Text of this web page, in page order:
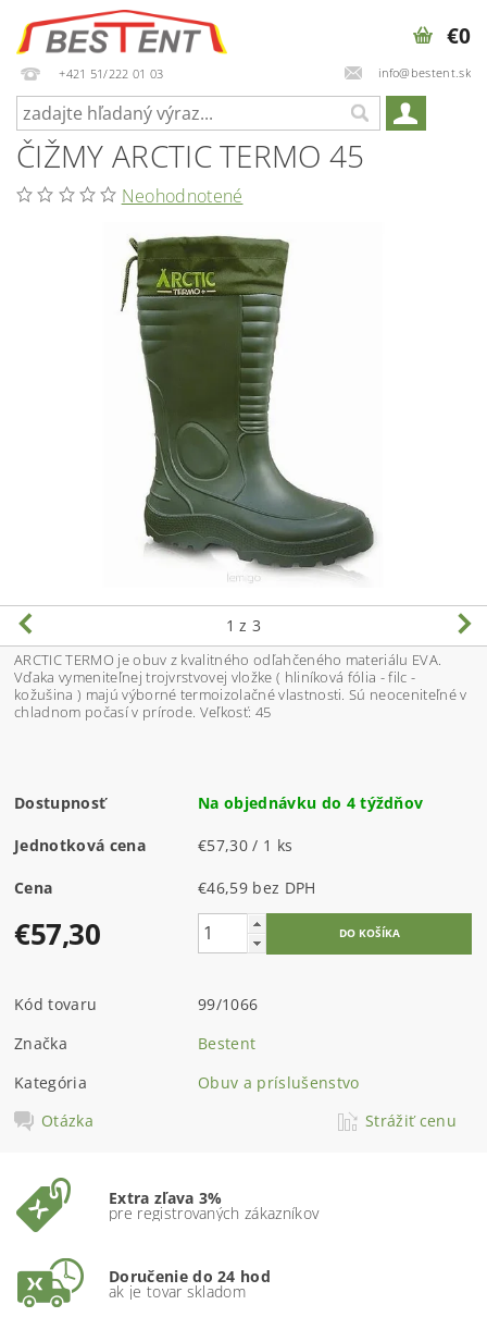
+421 51/222 01 03 info@bestent.sk
€0
ČIŽMY ARCTIC TERMO 45
Neohodnotené
1 z 3
ARCTIC TERMO je obuv z kvalitného odľahčeného materiálu EVA.
Vďaka vymeniteľnej trojvrstvovej vložke ( hliníková fólia - filc -
kožušina ) majú výborné termoizolačné vlastnosti. Sú neoceniteľné v
chladnom počasí v prírode. Veľkosť: 45
Dostupnosť Na objednávku do 4 týždňov
Jednotková cena €57,30 / 1 ks
Cena €46,59 bez DPH
€57,30
Kód tovaru
99/1066
Značka
Bestent
Kategória
Obuv a príslušenstvo
Otázka
Strážiť cenu
Extra zľava 3%
pre registrovaných zákazníkov
Doručenie do 24 hod
ak je tovar skladom